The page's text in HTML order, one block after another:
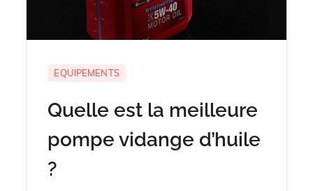
EQUIPEMENTS
Quelle est la meilleure
pompe vidange d’huile
?